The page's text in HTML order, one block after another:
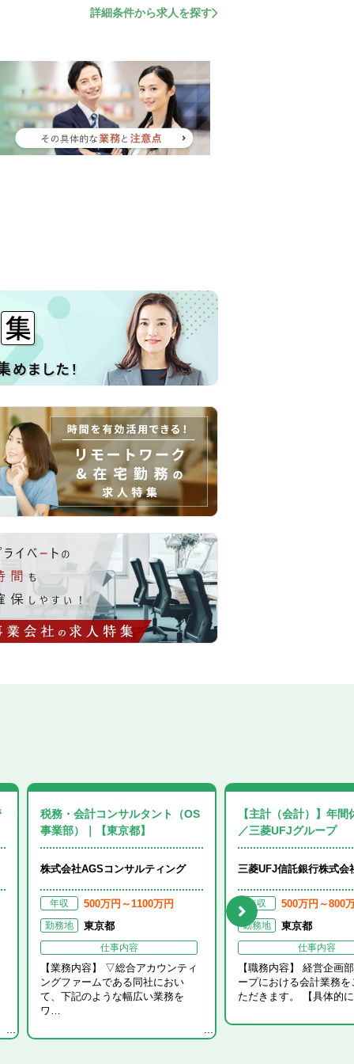
詳細条件から求人を探す
株式会社AGSコンサルティング
税務・会計コンサルタント（OS
事業部）｜【東京都】
年収 500万円～1100万円
勤務地 東京都
仕事内容
【業務内容】 ▽総合アカウンティ
ングファームである同社におい
て、下記のような幅広い業務を
ワ…
三菱UFJ信託銀行株式会
【主計（会計）】年間
／三菱UFJグループ
年収 500万円～800
勤務地 東京都
仕事内容
【職務内容】 経営企画
ープにおける会計業務を
ただきます。 【具体的